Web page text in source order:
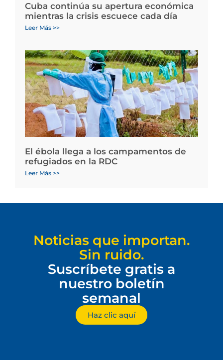
Cuba continúa su apertura económica
mientras la crisis escuece cada día
Leer Más >>
El ébola llega a los campamentos de
refugiados en la RDC
Leer Más >>
Noticias que importan.
Sin ruido.
Suscríbete gratis a
nuestro boletín
semanal
Haz clic aquí